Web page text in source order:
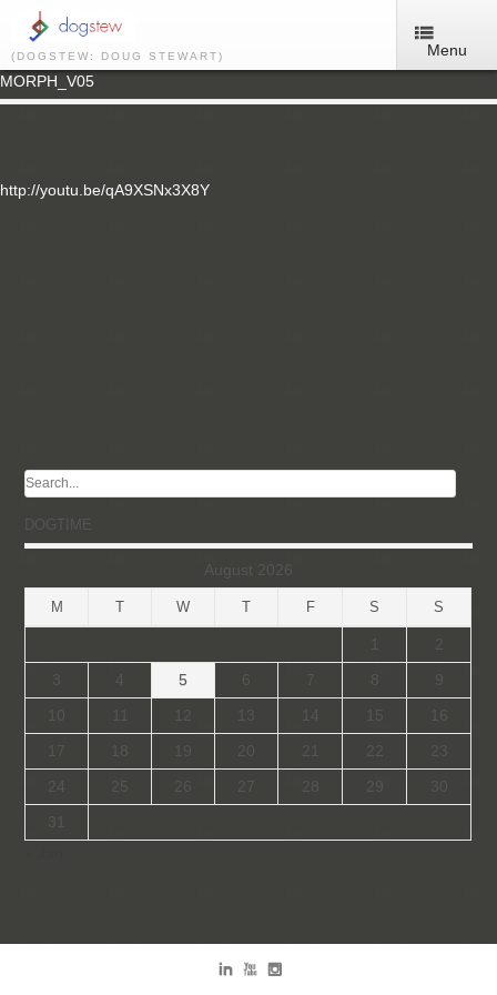
(DOGSTEW: DOUG STEWART)
Menu
MORPH_V05
http://youtu.be/qA9XSNx3X8Y
DOGTIME
August 2026
M T W T F S S
1
2
3
4 5 6 7 8
9
10
11 12 13 14 15
16
17
18 19 20 21 22
23
24
25 26 27 28 29
30
31